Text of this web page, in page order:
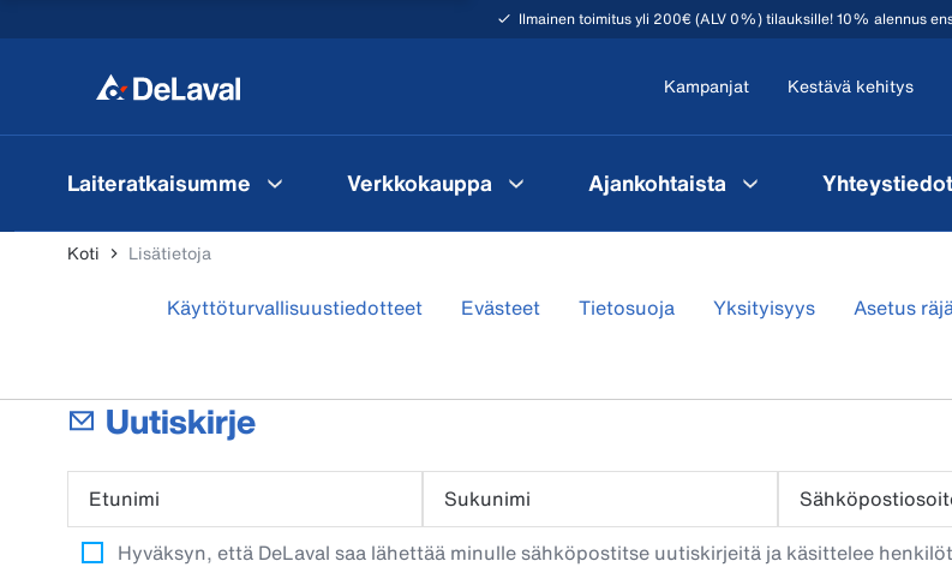
Ilmainen toimitus yli 200€ (ALV 0%) tilauksille! 10% alennus
Kampanjat Kestävä kehitys
Laiteratkaisumme Verkkokauppa Ajankohtaista Yhteystiedot
Koti Lisätietoja
Käyttöturvallisuustiedotteet Evästeet Tietosuoja Yksityisyys Asetus
Uutiskirje
Etunimi Sukunimi
Hyväksyn, että DeLaval saa lähettää minulle sähköpostitse uutiskirjeitä ja käsittelee